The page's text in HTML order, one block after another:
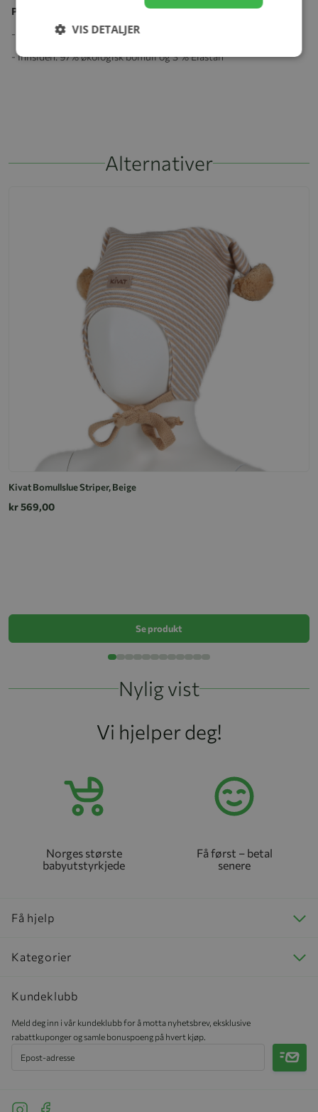
Produktspesifikasjoner:
- Utsiden: 100% Ull
- Innsiden: 97% økologisk bomull og 3 % Elastan
Alternativer
Kivat Bomullslue Striper, Beige
kr 569,00
Se produkt
Nylig vist
Vi hjelper deg!
Norges største
babyutstyrkjede
Få først – betal
senere
Få hjelp
Kategorier
Kundeklubb
Meld deg inn i vår kundeklubb for å motta nyhetsbrev, eksklusive
rabattkuponger og samle bonuspoeng på hvert kjøp.
Meld
See our Instagram
See our Facebook
VIS DETALJER